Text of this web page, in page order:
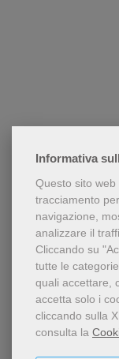
Informativa
Questo sito
tracciamento
navigazione,
analizzare il
Cliccando su
tutte le
quali accettare,
accetta solo i
cliccando sulla
consulta la